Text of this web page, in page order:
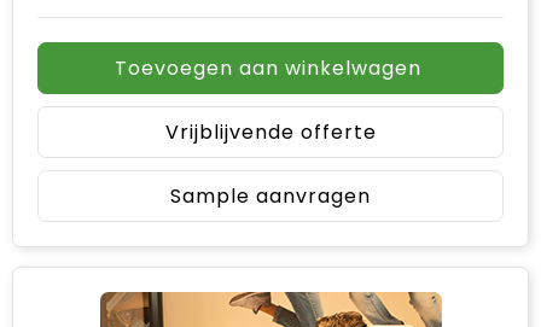
Toevoegen aan winkelwagen
Vrijblijvende offerte
Sample aanvragen